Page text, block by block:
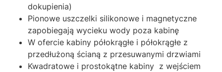
dokupienia)
Pionowe uszczelki silikonowe i magnetyczne
zapobiegają wycieku wody poza kabinę
W ofercie kabiny półokrągłe i półokrągłe z
przedłużoną ścianą z przesuwanymi drzwiami
Kwadratowe i prostokątne kabiny z wejściem